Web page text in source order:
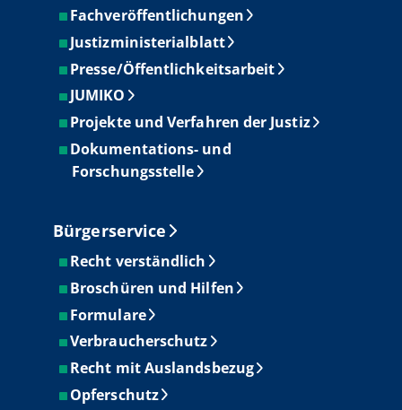
Fachveröffentlichungen
Justizministerialblatt
Presse/Öffentlichkeitsarbeit
JUMIKO
Projekte und Verfahren der Justiz
Dokumentations- und
Forschungsstelle
Bürgerservice
Recht verständlich
Broschüren und Hilfen
Formulare
Verbraucherschutz
Recht mit Auslandsbezug
Opferschutz